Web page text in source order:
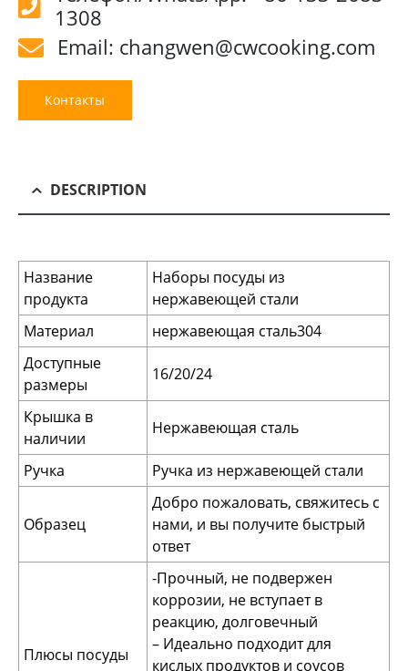
1308
Email: changwen@cwcooking.com
Контакты
DESCRIPTION
Название
продукта
Наборы посуды из
нержавеющей стали
Материал
нержавеющая сталь304
Доступные
размеры
16/20/24
Крышка в
наличии
Нержавеющая сталь
Ручка Ручка из нержавеющей стали
Образец
Добро пожаловать, свяжитесь с
нами, и вы получите быстрый
ответ
Плюсы посуды
-Прочный, не подвержен
коррозии, не вступает в
реакцию, долговечный
– Идеально подходит для
кислых продуктов и соусов